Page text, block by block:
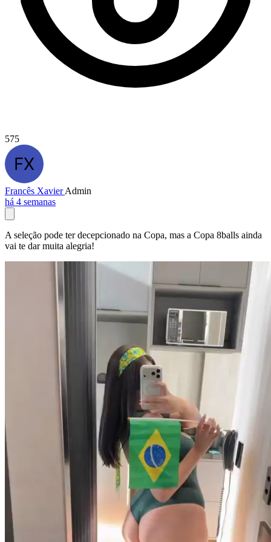
575
Francês XavierAdmin
há 4 semanas
A seleção pode ter decepcionado na Copa, mas a Copa 8balls ainda
vai te dar muita alegria!